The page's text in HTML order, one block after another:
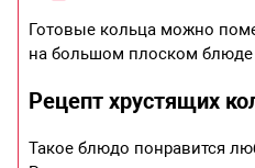
Готовые кольца можно
на большом плоском блюде
Рецепт хрустящих
Такое блюдо понравится